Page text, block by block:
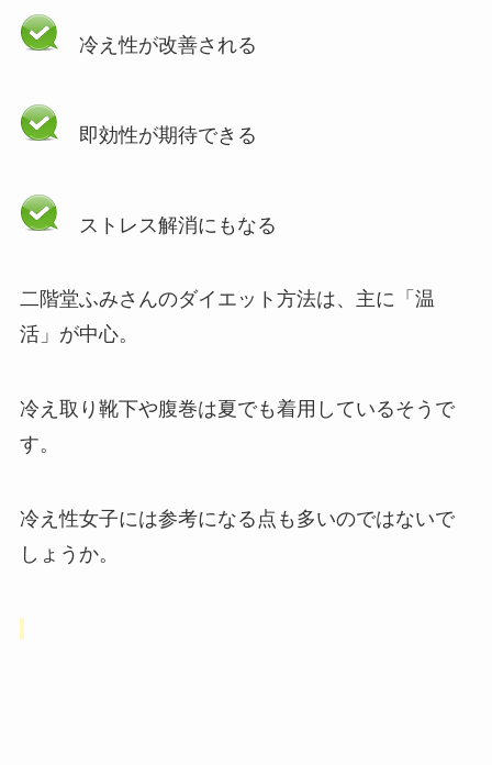
冷え性が改善される
即効性が期待できる
ストレス解消にもなる
二階堂ふみさんのダイエット方法は、主に「温
活」が中心。
冷え取り靴下や腹巻は夏でも着用しているそうで
す。
冷え性女子には参考になる点も多いのではないで
しょうか。